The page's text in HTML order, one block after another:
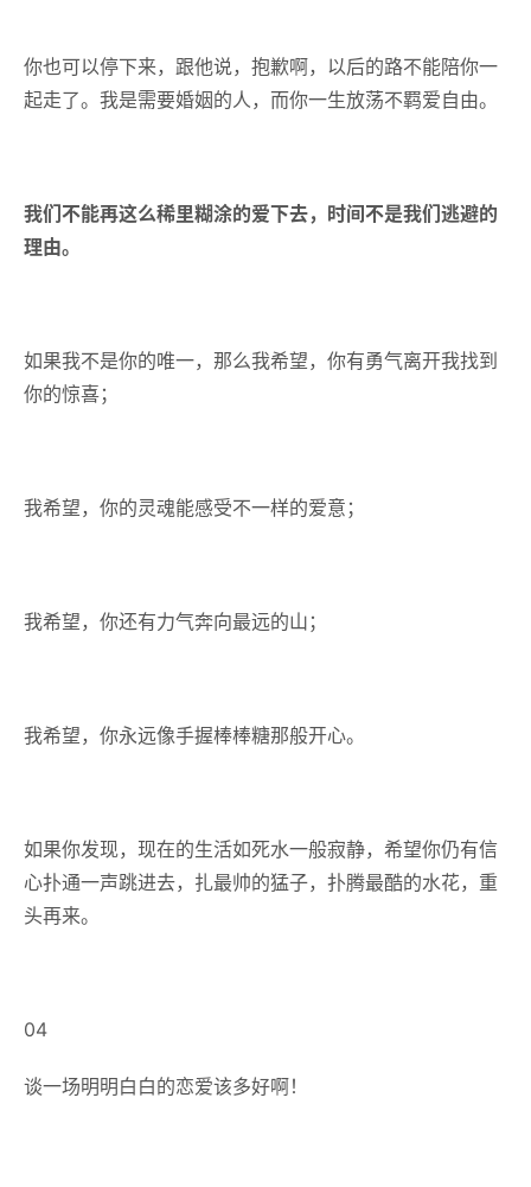
你也可以停下来，跟他说，抱歉啊，以后的路不能陪你一
起走了。我是需要婚姻的人，而你一生放荡不羁爱自由。
我们不能再这么稀里糊涂的爱下去，时间不是我们逃避的
理由。
如果我不是你的唯一，那么我希望，你有勇气离开我找到
你的惊喜；
我希望，你的灵魂能感受不一样的爱意；
我希望，你还有力气奔向最远的山；
我希望，你永远像手握棒棒糖那般开心。
如果你发现，现在的生活如死水一般寂静，希望你仍有信
心扑通一声跳进去，扎最帅的猛子，扑腾最酷的水花，重
头再来。
04
谈一场明明白白的恋爱该多好啊！